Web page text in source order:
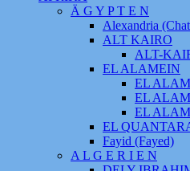
Ä G Y P T E N
Alexandria
ALT KAIRO
ALT-
EL ALAMEIN
EL
EL
EL
EL
Fayid (Fayed)
A L G E R I E N